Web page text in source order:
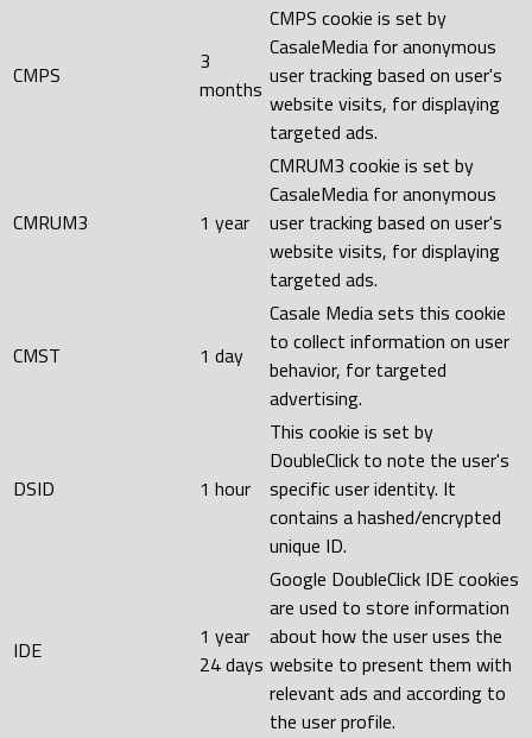
CMPS
3
months
CMPS cookie is set by
CasaleMedia for anonymous
user tracking based on user's
website visits, for displaying
targeted ads.
CMRUM3 1 year
CMRUM3 cookie is set by
CasaleMedia for anonymous
user tracking based on user's
website visits, for displaying
targeted ads.
CMST 1 day
Casale Media sets this cookie
to collect information on user
behavior, for targeted
advertising.
DSID 1 hour
This cookie is set by
DoubleClick to note the user's
specific user identity. It
contains a hashed/encrypted
unique ID.
IDE
1 year
24 days
Google DoubleClick IDE cookies
are used to store information
about how the user uses the
website to present them with
relevant ads and according to
the user profile.